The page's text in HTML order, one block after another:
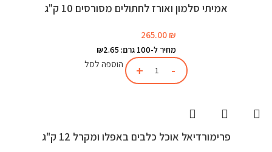
אמיתי סלמון ואורז לחתולים מסורסים 10 ק"ג
265.00 ₪
מחיר ל-100 גרם: ₪2.65
הוספה לסל
פרימורדיאל אוכל כלבים באפלו ומקרל 12 ק"ג